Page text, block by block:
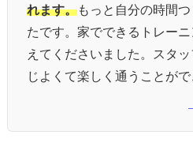
れます。もっと自分の時間
たです。家でできるトレー
えてくださいました。スタ
じよくて楽しく通うことが